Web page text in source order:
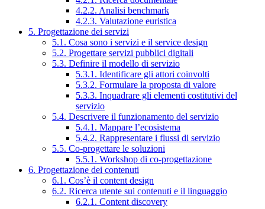
4.2.2. Analisi benchmark
4.2.3. Valutazione euristica
5. Progettazione dei servizi
5.1. Cosa sono i servizi e il service design
5.2. Progettare servizi pubblici digitali
5.3. Definire il modello di servizio
5.3.1. Identificare gli attori coinvolti
5.3.2. Formulare la proposta di valore
5.3.3. Inquadrare gli elementi costitutivi del
servizio
5.4. Descrivere il funzionamento del servizio
5.4.1. Mappare l’ecosistema
5.4.2. Rappresentare i flussi di servizio
5.5. Co-progettare le soluzioni
5.5.1. Workshop di co-progettazione
6. Progettazione dei contenuti
6.1. Cos’è il content design
6.2. Ricerca utente sui contenuti e il linguaggio
6.2.1. Content discovery